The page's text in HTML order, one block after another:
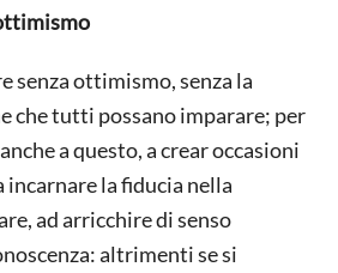
senza ottimismo, senza la
che tutti possano imparare; per
a questo, a crear occasioni
la fiducia nella
ad arricchire di senso
altrimenti se si